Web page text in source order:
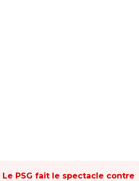
Le PSG fait le spectacle contre